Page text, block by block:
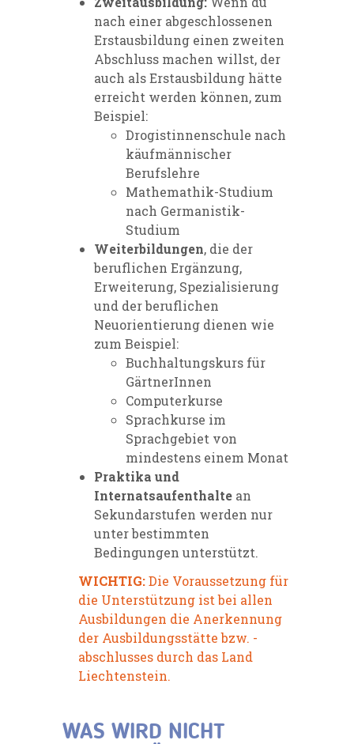
nach einer abgeschlossenen
Erstausbildung einen zweiten
Abschluss machen willst, der
auch als Erstausbildung hätte
erreicht werden können, zum
Beispiel:
Drogistinnenschule nach
käufmännischer
Berufslehre
Mathemathik-Studium
nach Germanistik-
Studium
Weiterbildungen, die der
beruflichen Ergänzung,
Erweiterung, Spezialisierung
und der beruflichen
Neuorientierung dienen wie
zum Beispiel:
Buchhaltungskurs für
GärtnerInnen
Computerkurse
Sprachkurse im
Sprachgebiet von
mindestens einem Monat
Praktika und
Internatsaufenthalte an
Sekundarstufen werden nur
unter bestimmten
Bedingungen unterstützt.
WICHTIG:Die Voraussetzung für
die Unterstützung ist bei allen
Ausbildungen die Anerkennung
der Ausbildungsstätte bzw. -
abschlusses durch das Land
Liechtenstein.
WAS WIRD NICHT